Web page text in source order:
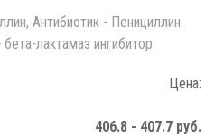
Антибиотик - Пенициллин
лактамаз ингибитор
Цена:
406.8 - 407.7 руб.